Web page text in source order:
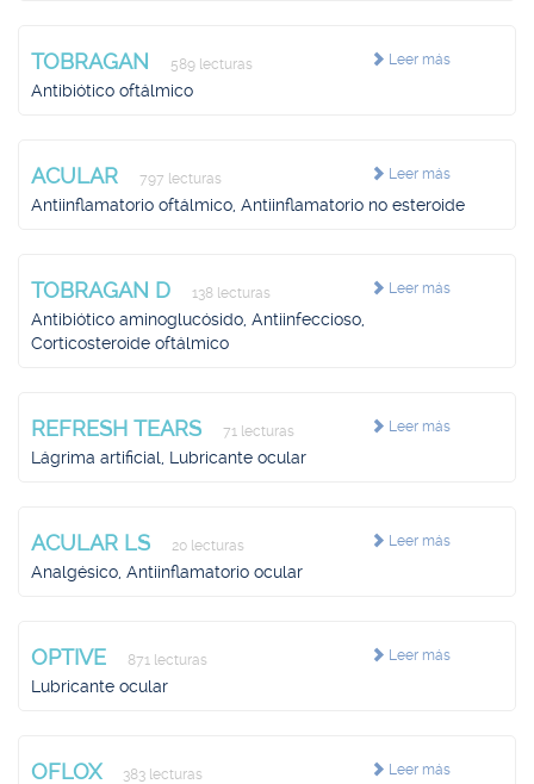
Leer más
TOBRAGAN 589 lecturas
Antibiótico oftálmico
Leer más
ACULAR 797 lecturas
Antiinflamatorio oftálmico, Antiinflamatorio no esteroide
Leer más
TOBRAGAN D 138 lecturas
Antibiótico aminoglucósido, Antiinfeccioso,
Corticosteroide oftálmico
Leer más
REFRESH TEARS 71 lecturas
Lágrima artificial, Lubricante ocular
Leer más
ACULAR LS 20 lecturas
Analgésico, Antiinflamatorio ocular
Leer más
OPTIVE 871 lecturas
Lubricante ocular
Leer más
OFLOX 383 lecturas